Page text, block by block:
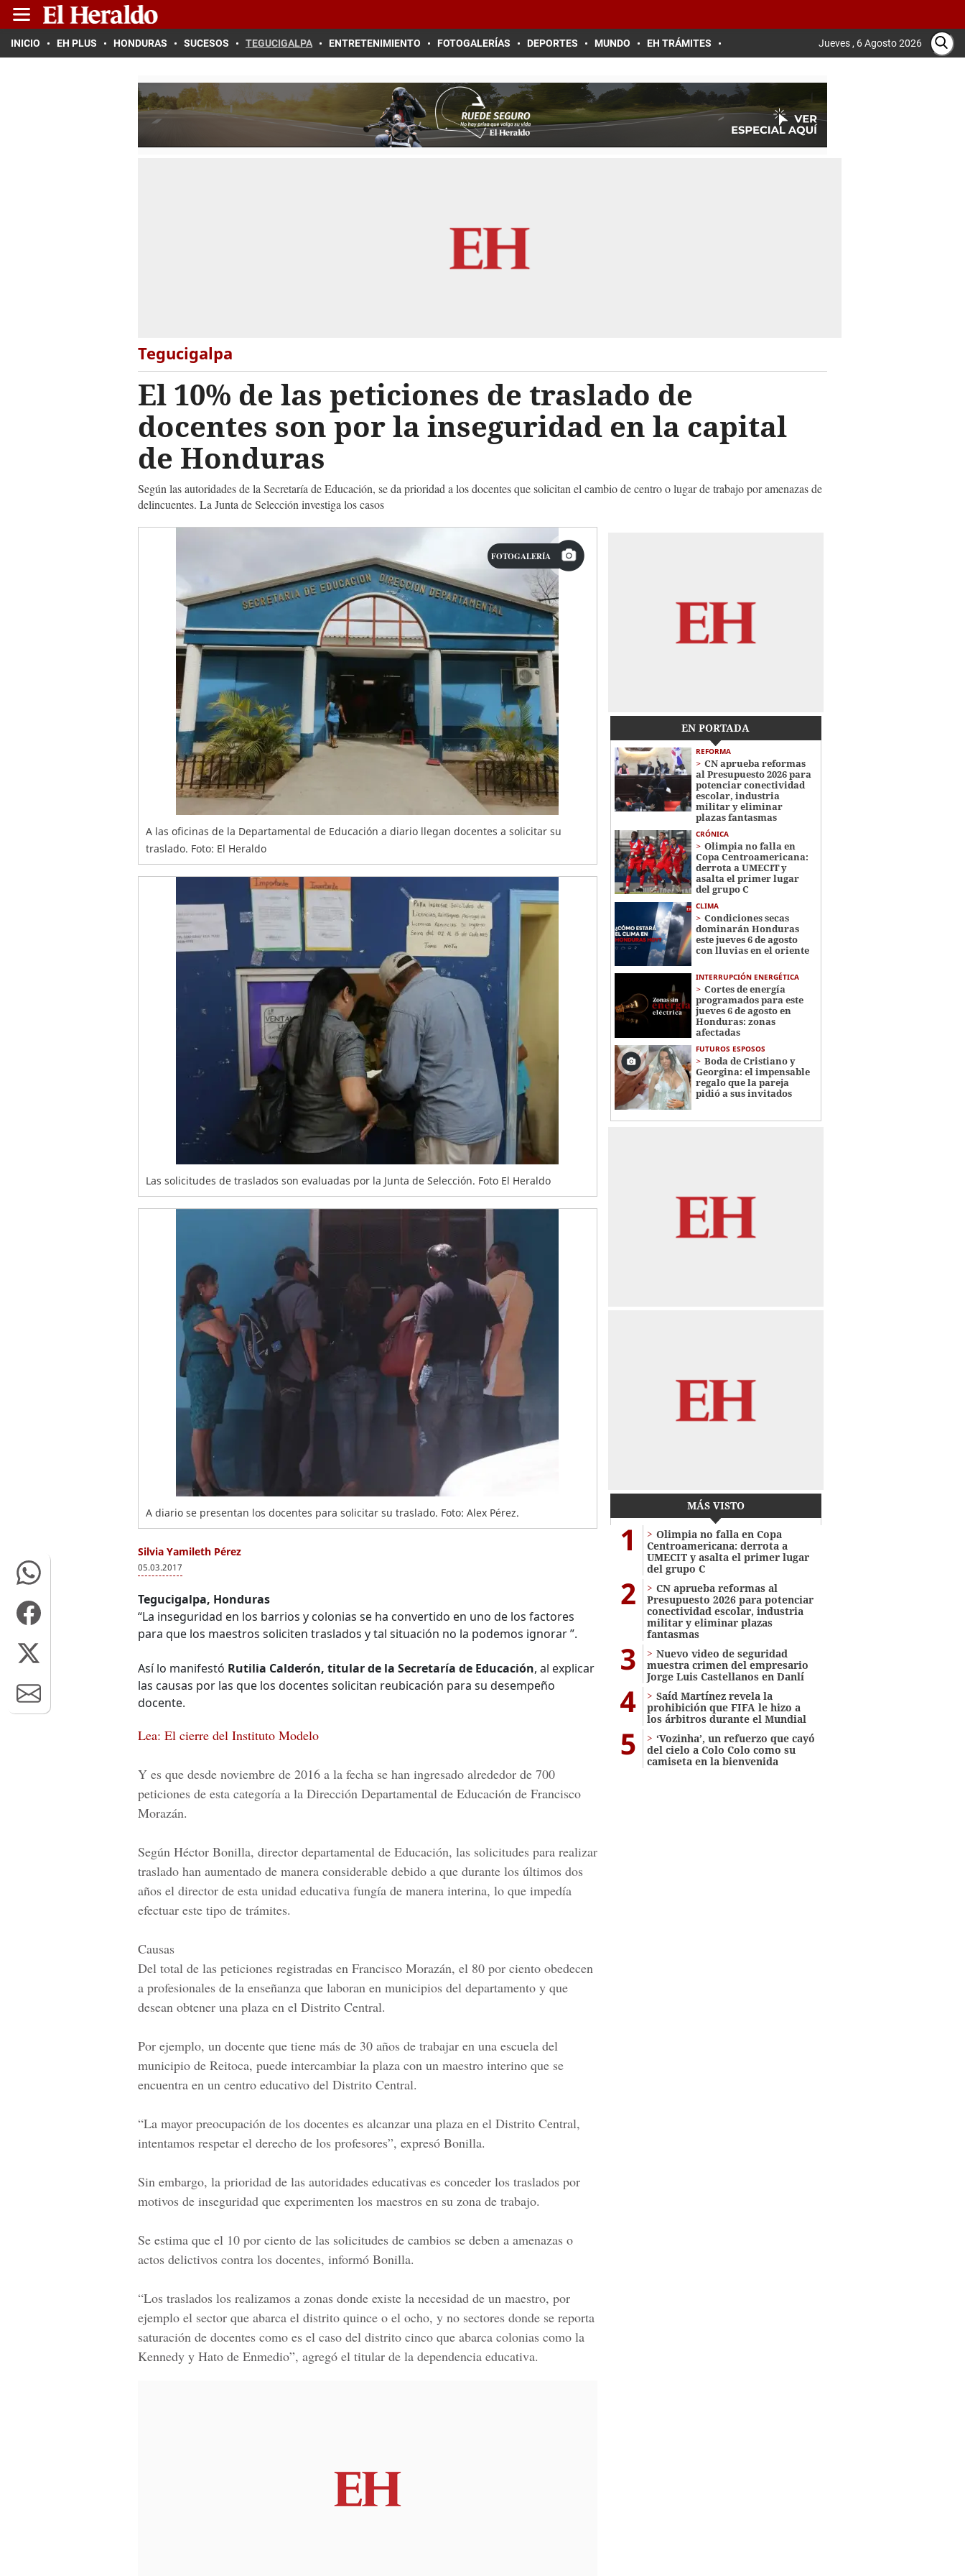
INICIO EH PLUS HONDURAS SUCESOS TEGUCIGALPA ENTRETENIMIENTO FOTOGALERÍAS DEPORTES MUNDO EH TRÁMITES Jueves , 6 Agosto 2026
Tegucigalpa
El 10% de las peticiones de traslado de
docentes son por la inseguridad en la capital
de Honduras
Según las autoridades de la Secretaría de Educación, se da prioridad a los docentes que solicitan el cambio de centro o lugar de trabajo por amenazas de
delincuentes. La Junta de Selección investiga los casos
FOTOGALERÍA
A las oficinas de la Departamental de Educación a diario llegan docentes a solicitar su
traslado. Foto: El Heraldo
Las solicitudes de traslados son evaluadas por la Junta de Selección. Foto El Heraldo
A diario se presentan los docentes para solicitar su traslado. Foto: Alex Pérez.
Silvia Yamileth Pérez
05.03.2017
Tegucigalpa, Honduras
“La inseguridad en los barrios y colonias se ha convertido en uno de los factores
para que los maestros soliciten traslados y tal situación no la podemos ignorar ”.
Así lo manifestó Rutilia Calderón, titular de la Secretaría de Educación, al explicar
las causas por las que los docentes solicitan reubicación para su desempeño
docente.
Lea: El cierre del Instituto Modelo
Y es que desde noviembre de 2016 a la fecha se han ingresado alrededor de 700
peticiones de esta categoría a la Dirección Departamental de Educación de Francisco
Morazán.
Según Héctor Bonilla, director departamental de Educación, las solicitudes para realizar
traslado han aumentado de manera considerable debido a que durante los últimos dos
años el director de esta unidad educativa fungía de manera interina, lo que impedía
efectuar este tipo de trámites.
Causas
Del total de las peticiones registradas en Francisco Morazán, el 80 por ciento obedecen
a profesionales de la enseñanza que laboran en municipios del departamento y que
desean obtener una plaza en el Distrito Central.
Por ejemplo, un docente que tiene más de 30 años de trabajar en una escuela del
municipio de Reitoca, puede intercambiar la plaza con un maestro interino que se
encuentra en un centro educativo del Distrito Central.
“La mayor preocupación de los docentes es alcanzar una plaza en el Distrito Central,
intentamos respetar el derecho de los profesores”, expresó Bonilla.
Sin embargo, la prioridad de las autoridades educativas es conceder los traslados por
motivos de inseguridad que experimenten los maestros en su zona de trabajo.
Se estima que el 10 por ciento de las solicitudes de cambios se deben a amenazas o
actos delictivos contra los docentes, informó Bonilla.
“Los traslados los realizamos a zonas donde existe la necesidad de un maestro, por
ejemplo el sector que abarca el distrito quince o el ocho, y no sectores donde se reporta
saturación de docentes como es el caso del distrito cinco que abarca colonias como la
Kennedy y Hato de Enmedio”, agregó el titular de la dependencia educativa.
EN PORTADA
REFORMA
CN aprueba reformas
al Presupuesto 2026 para
potenciar conectividad
escolar, industria
militar y eliminar
plazas fantasmas
CRÓNICA
Olimpia no falla en
Copa Centroamericana:
derrota a UMECIT y
asalta el primer lugar
del grupo C
CLIMA
Condiciones secas
dominarán Honduras
este jueves 6 de agosto
con lluvias en el oriente
INTERRUPCIÓN ENERGÉTICA
Cortes de energía
programados para este
jueves 6 de agosto en
Honduras: zonas
afectadas
FUTUROS ESPOSOS
Boda de Cristiano y
Georgina: el impensable
regalo que la pareja
pidió a sus invitados
MÁS VISTO
1
Olimpia no falla en Copa
Centroamericana: derrota a
UMECIT y asalta el primer lugar
del grupo C
2
CN aprueba reformas al
Presupuesto 2026 para potenciar
conectividad escolar, industria
militar y eliminar plazas
fantasmas
3
Nuevo video de seguridad
muestra crimen del empresario
Jorge Luis Castellanos en Danlí
4
Saíd Martínez revela la
prohibición que FIFA le hizo a
los árbitros durante el Mundial
5
‘Vozinha’, un refuerzo que cayó
del cielo a Colo Colo como su
camiseta en la bienvenida